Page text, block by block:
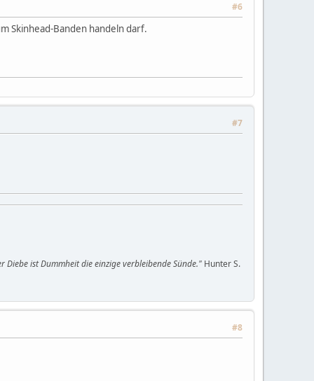
#6
Skinhead-Banden handeln darf.
#7
Diebe ist Dummheit die einzige verbleibende Sünde." Hunter S.
#8